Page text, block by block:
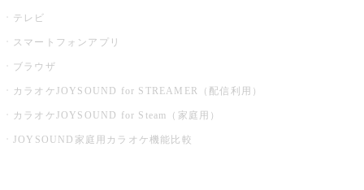
テレビ
スマートフォンアプリ
ブラウザ
カラオケJOYSOUND for STREAMER（配信利用）
カラオケJOYSOUND for Steam（家庭用）
JOYSOUND家庭用カラオケ機能比較